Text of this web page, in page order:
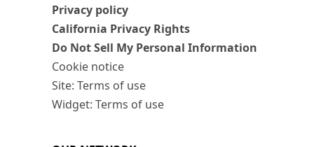
Privacy policy
California Privacy Rights
Do Not Sell My Personal Information
Cookie notice
Site: Terms of use
Widget: Terms of use